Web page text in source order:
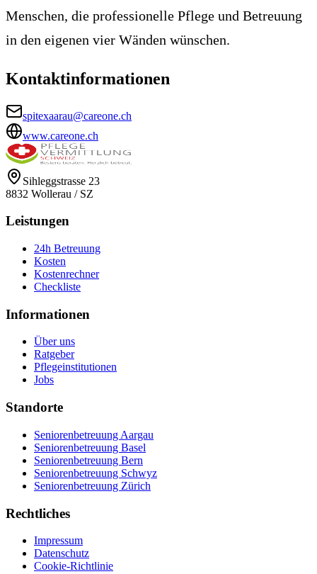
Menschen, die professionelle Pflege und Betreuung
in den eigenen vier Wänden wünschen.
Kontaktinformationen
spitexaarau@careone.ch
www.careone.ch
Sihleggstrasse 23
8832 Wollerau / SZ
Leistungen
24h Betreuung
Kosten
Kostenrechner
Checkliste
Informationen
Über uns
Ratgeber
Pflegeinstitutionen
Jobs
Standorte
Seniorenbetreuung Aargau
Seniorenbetreuung Basel
Seniorenbetreuung Bern
Seniorenbetreuung Schwyz
Seniorenbetreuung Zürich
Rechtliches
Impressum
Datenschutz
Cookie-Richtlinie